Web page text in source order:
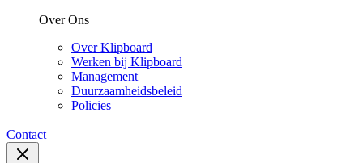
Over Ons
Over Klipboard
Werken bij Klipboard
Management
Duurzaamheidsbeleid
Policies
Contact